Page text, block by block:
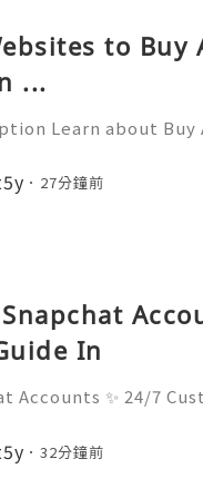
to Buy
...
Learn about
account
in 20
27分鐘前
In
Accounts ✨ 24/7
Telegram:
📧✨💎🌐🚀⭐
32分鐘前